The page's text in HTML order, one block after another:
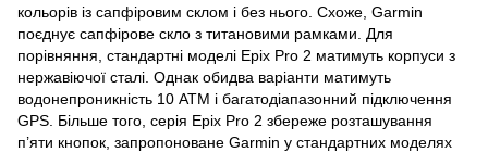
кольорів із сапфіровим склом і без нього. Схоже, Garmin
поєднує сапфірове скло з титановими рамками. Для
порівняння, стандартні моделі Epix Pro 2 матимуть корпуси з
нержавіючої сталі. Однак обидва варіанти матимуть
водонепроникність 10 ATM і багатодіапазонний підключення
GPS. Більше того, серія Epix Pro 2 збереже розташування
п’яти кнопок, запропоноване Garmin у стандартних моделях